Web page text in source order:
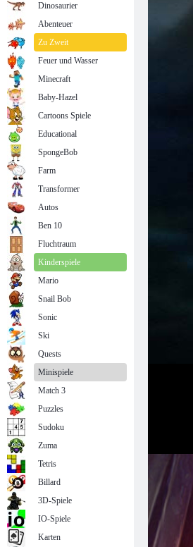
Dinosaurier
Abenteuer
Zu Zweit
Feuer und Wasser
Minecraft
Baby-Hazel
Cartoons Spiele
Educational
SpongeBob
Farm
Transformer
Autos
Ben 10
Fluchtraum
Kinderspiele
Mario
Snail Bob
Sonic
Ski
Quests
Minispiele
Match 3
Puzzles
Sudoku
Zuma
Tetris
Billard
3D-Spiele
IO-Spiele
Karten